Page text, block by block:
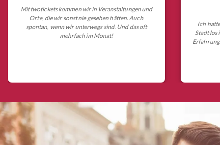
Mit twotickets kommen wir in Veranstaltungen und
Orte, die wir sonst nie gesehen hätten. Auch
spontan, wenn wir unterwegs sind. Und das oft
mehrfach im Monat!
Ich
Stadt los